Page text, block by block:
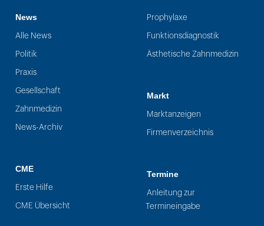
News
Alle News
Politik
Praxis
Gesellschaft
Zahnmedizin
News-Archiv
CME
Erste Hilfe
CME Übersicht
Prophylaxe
Funktionsdiagnostik
Ästhetische Zahnmedizin
Markt
Marktanzeigen
Firmenverzeichnis
Termine
Anleitung zur
Termineingabe